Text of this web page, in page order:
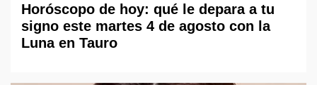
Horóscopo de hoy: qué le depara a tu
signo este martes 4 de agosto con la
Luna en Tauro